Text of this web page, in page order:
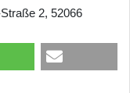
2, 52066